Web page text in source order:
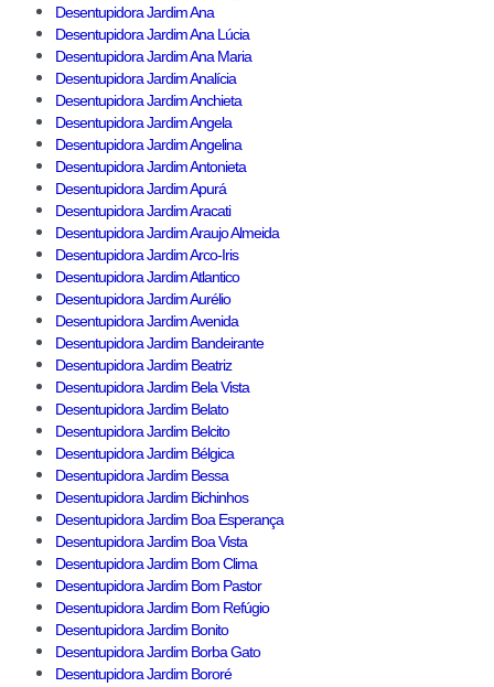
Desentupidora Jardim Ana
Desentupidora Jardim Ana Lúcia
Desentupidora Jardim Ana Maria
Desentupidora Jardim Analícia
Desentupidora Jardim Anchieta
Desentupidora Jardim Angela
Desentupidora Jardim Angelina
Desentupidora Jardim Antonieta
Desentupidora Jardim Apurá
Desentupidora Jardim Aracati
Desentupidora Jardim Araujo Almeida
Desentupidora Jardim Arco-Iris
Desentupidora Jardim Atlantico
Desentupidora Jardim Aurélio
Desentupidora Jardim Avenida
Desentupidora Jardim Bandeirante
Desentupidora Jardim Beatriz
Desentupidora Jardim Bela Vista
Desentupidora Jardim Belato
Desentupidora Jardim Belcito
Desentupidora Jardim Bélgica
Desentupidora Jardim Bessa
Desentupidora Jardim Bichinhos
Desentupidora Jardim Boa Esperança
Desentupidora Jardim Boa Vista
Desentupidora Jardim Bom Clima
Desentupidora Jardim Bom Pastor
Desentupidora Jardim Bom Refúgio
Desentupidora Jardim Bonito
Desentupidora Jardim Borba Gato
Desentupidora Jardim Bororé